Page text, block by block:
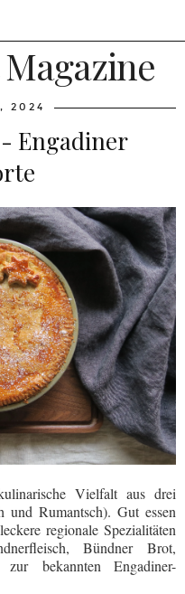
2024
Engadiner
Vielfalt aus drei
und Rumantsch). Gut essen
regionale Spezialitäten
Bündner Brot,
zur bekannten Engadiner-